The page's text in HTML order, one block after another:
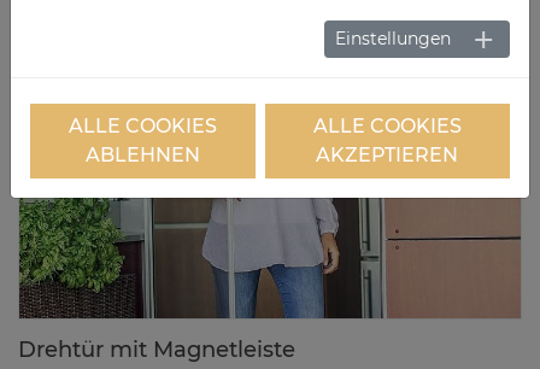
Dreh­tür mit Ma­gnet­leis­te
Einstellungen
ALLE COOKIES
ABLEHNEN
ALLE COOKIES
AKZEPTIEREN